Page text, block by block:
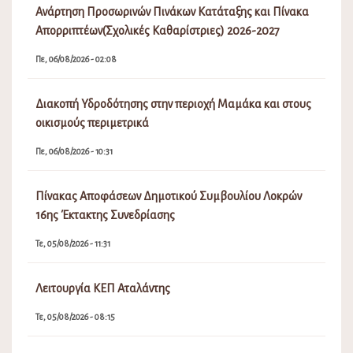
Ανάρτηση Προσωρινών Πινάκων Κατάταξης και Πίνακα
Απορριπτέων(Σχολικές Καθαρίστριες) 2026-2027
Πε, 06/08/2026 - 02:08
Διακοπή Υδροδότησης στην περιοχή Μαμάκα και στους
οικισμούς περιμετρικά
Πε, 06/08/2026 - 10:31
Πίνακας Αποφάσεων Δημοτικού Συμβουλίου Λοκρών
16ης Έκτακτης Συνεδρίασης
Τε, 05/08/2026 - 11:31
Λειτουργία ΚΕΠ Αταλάντης
Τε, 05/08/2026 - 08:15